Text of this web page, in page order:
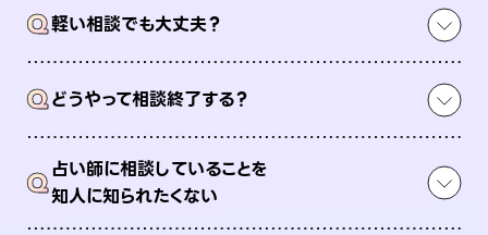
Q軽い相談でも大丈夫？
Qどうやって相談終了する？
Q占い師に相談していることを
知人に知られたくない